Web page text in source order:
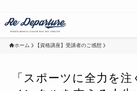
ホーム 【資格講座】受講者のご感想
「スポーツに全力を